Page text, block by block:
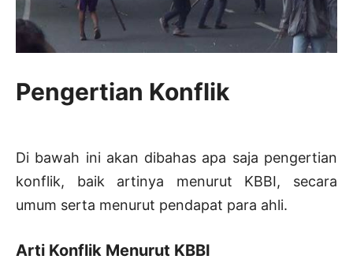
Pengertian Konflik
Di bawah ini akan dibahas apa saja pengertian
konflik, baik artinya menurut KBBI, secara
umum serta menurut pendapat para ahli.
Arti Konflik Menurut KBBI